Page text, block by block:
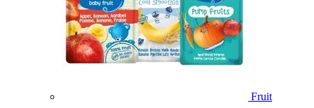
Fruit